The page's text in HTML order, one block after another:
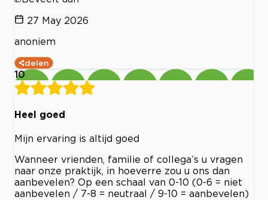
27 May 2026
anoniem
delen
10
Heel goed
Mijn ervaring is altijd goed
Wanneer vrienden, familie of collega’s u vragen
naar onze praktijk, in hoeverre zou u ons dan
aanbevelen? Op een schaal van 0-10 (0-6 = niet
aanbevelen / 7-8 = neutraal / 9-10 = aanbevelen)